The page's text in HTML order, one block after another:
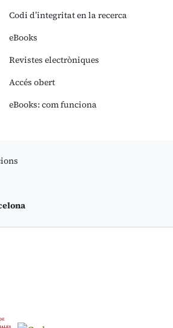
Codi d’integritat en la recerca
eBooks
Revistes electròniques
Accés obert
eBooks: com funciona